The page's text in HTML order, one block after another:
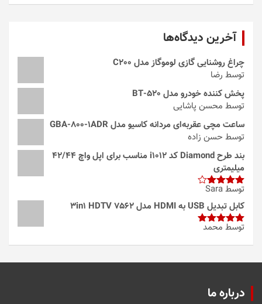
آخرین دیدگاه‌ها
چراغ روشنایی گازی لوموگاز مدل C200
توسط رضا
پخش کننده خودرو مدل 520-BT
توسط محسن پاشایی
ساعت مچی عقربه‌ای مردانه کاسیو مدل GBA-800-1ADR
توسط حسن زاده
بند طرح Diamond کد i1012 مناسب برای اپل واچ 42/44
میلیمتری
امتیاز4
از 5
توسط Sara
کابل تبدیل USB به HDMI مدل 3in1 HDTV 7562
امتیاز5از
توسط محمد
درباره ما